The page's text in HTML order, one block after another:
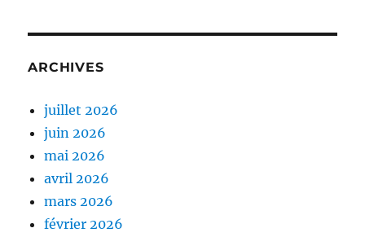
ARCHIVES
juillet 2026
juin 2026
mai 2026
avril 2026
mars 2026
février 2026